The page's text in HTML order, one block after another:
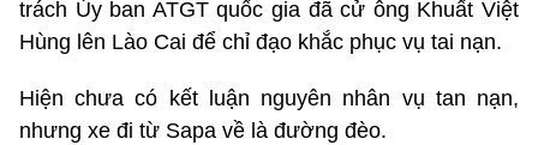
trách Ủy ban ATGT quốc gia đã cử ông Khuất Việt
Hùng lên Lào Cai để chỉ đạo khắc phục vụ tai nạn.
Hiện chưa có kết luận nguyên nhân vụ tan nạn,
nhưng xe đi từ Sapa về là đường đèo.